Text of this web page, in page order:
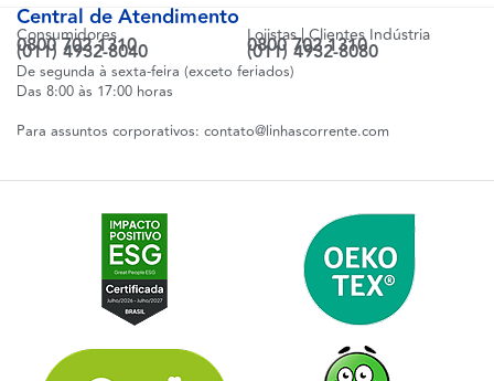
Central de Atendimento
Consumidores
0800 702 1310
(011) 4932-8040
Lojistas | Clientes Indústria
0800 702 1310
(011) 4932-8080
De segunda à sexta-feira (exceto feriados)
Das 8:00 às 17:00 horas
Para assuntos corporativos: contato@linhascorrente.com